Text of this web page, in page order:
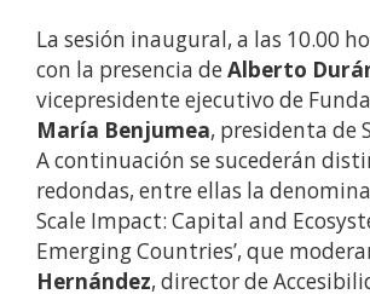
La sesión inaugural, a las 10.00
con la presencia deAlberto
vicepresidente ejecutivo de
María Benjumea, presidenta de
A continuación se sucederán
redondas, entre ellas la
Scale Impact: Capital and
Emerging Countries’, que
Hernández, director de